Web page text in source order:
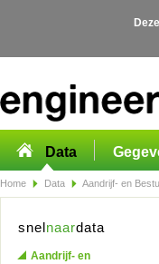
Data
Home Data Aandrijf- en
snelnaardata
Aandrijf- en